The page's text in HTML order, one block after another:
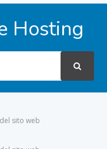
Hosting
sito web